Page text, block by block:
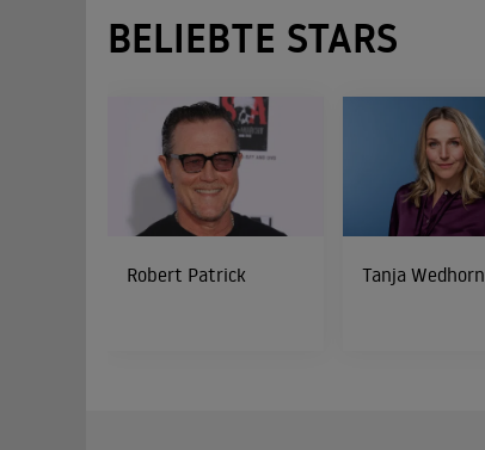
BELIEBTE STARS
Robert Patrick Tanja Wedhorn